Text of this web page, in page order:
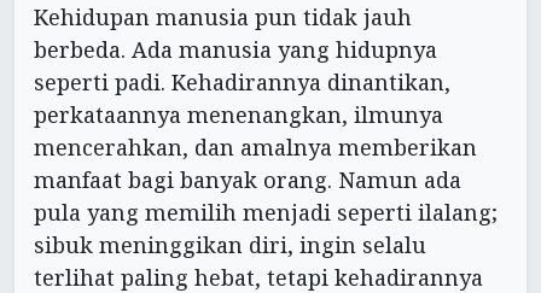
Kehidupan manusia pun tidak jauh
berbeda. Ada manusia yang hidupnya
seperti padi. Kehadirannya dinantikan,
perkataannya menenangkan, ilmunya
mencerahkan, dan amalnya memberikan
manfaat bagi banyak orang. Namun ada
pula yang memilih menjadi seperti ilalang;
sibuk meninggikan diri, ingin selalu
terlihat paling hebat, tetapi kehadirannya